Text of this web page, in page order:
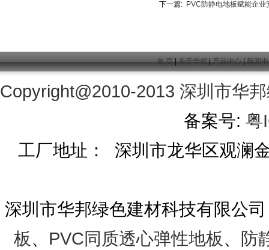
下一篇: PVC防静电地板赋能企
首 页|关于华邦|产品中心|新闻
Copyright@2010-2013 深圳市华
备案号: 粤
工厂地址： 深圳市龙华区观澜
深圳市华邦绿色建材科技有限公
板、 PVC同质透心弹性地板、 防